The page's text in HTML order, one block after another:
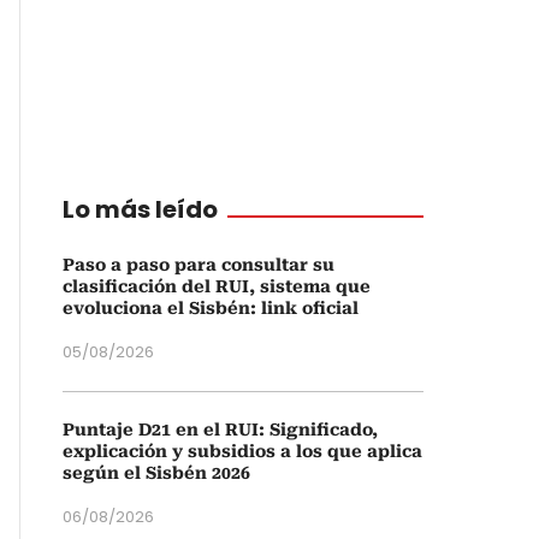
Lo más leído
Paso a paso para consultar su
clasificación del RUI, sistema que
evoluciona el Sisbén: link oficial
05/08/2026
Puntaje D21 en el RUI: Significado,
explicación y subsidios a los que aplica
según el Sisbén 2026
06/08/2026